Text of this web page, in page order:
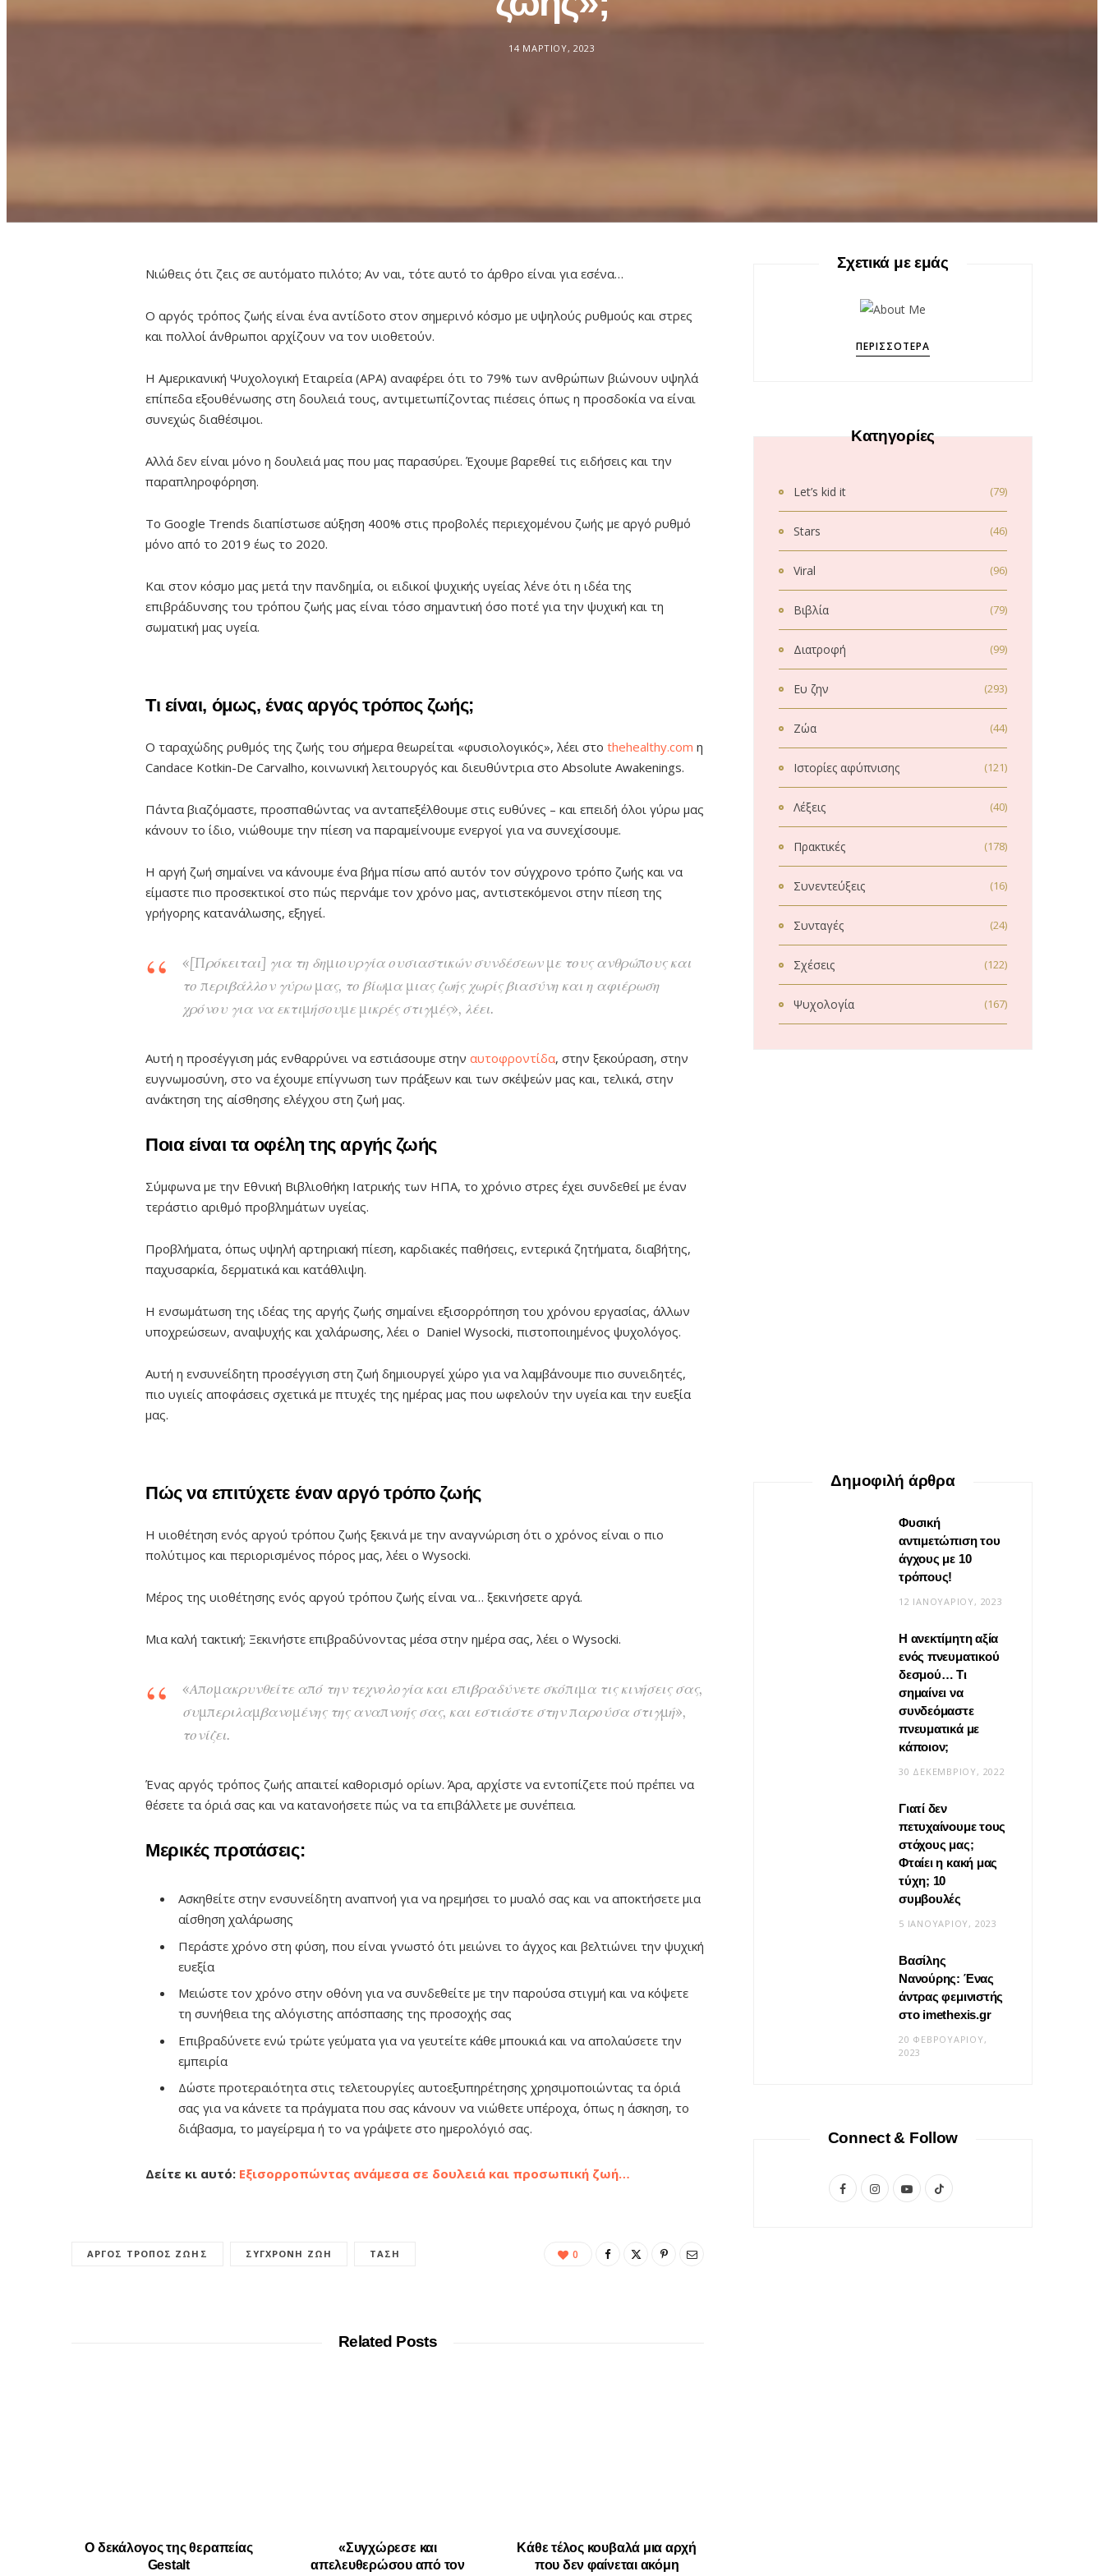
14 ΜΑΡΤΊΟΥ, 2023
Νιώθεις ότι ζεις σε αυτόματο πιλότο; Αν ναι, τότε αυτό το άρθρο είναι για εσένα…
Ο αργός τρόπος ζωής είναι ένα αντίδοτο στον σημερινό κόσμο με υψηλούς ρυθμούς και στρες
και πολλοί άνθρωποι αρχίζουν να τον υιοθετούν.
Η Αμερικανική Ψυχολογική Εταιρεία (APA) αναφέρει ότι το 79% των ανθρώπων βιώνουν υψηλά
επίπεδα εξουθένωσης στη δουλειά τους, αντιμετωπίζοντας πιέσεις όπως η προσδοκία να είναι
συνεχώς διαθέσιμοι.
Αλλά δεν είναι μόνο η δουλειά μας που μας παρασύρει. Έχουμε βαρεθεί τις ειδήσεις και την
παραπληροφόρηση.
Το Google Trends διαπίστωσε αύξηση 400% στις προβολές περιεχομένου ζωής με αργό ρυθμό
μόνο από το 2019 έως το 2020.
Και στον κόσμο μας μετά την πανδημία, οι ειδικοί ψυχικής υγείας λένε ότι η ιδέα της
επιβράδυνσης του τρόπου ζωής μας είναι τόσο σημαντική όσο ποτέ για την ψυχική και τη
σωματική μας υγεία.
Τι είναι, όμως, ένας αργός τρόπος ζωής;
Ο ταραχώδης ρυθμός της ζωής του σήμερα θεωρείται «φυσιολογικός», λέει στο thehealthy.com η
Candace Kotkin-De Carvalho, κοινωνική λειτουργός και διευθύντρια στο Absolute Awakenings.
Πάντα βιαζόμαστε, προσπαθώντας να ανταπεξέλθουμε στις ευθύνες – και επειδή όλοι γύρω μας
κάνουν το ίδιο, νιώθουμε την πίεση να παραμείνουμε ενεργοί για να συνεχίσουμε.
Η αργή ζωή σημαίνει να κάνουμε ένα βήμα πίσω από αυτόν τον σύγχρονο τρόπο ζωής και να
είμαστε πιο προσεκτικοί στο πώς περνάμε τον χρόνο μας, αντιστεκόμενοι στην πίεση της
γρήγορης κατανάλωσης, εξηγεί.
«[Πρόκειται] για τη δημιουργία ουσιαστικών συνδέσεων με τους ανθρώπους και
το περιβάλλον γύρω μας, το βίωμα μιας ζωής χωρίς βιασύνη και η αφιέρωση
χρόνου για να εκτιμήσουμε μικρές στιγμές», λέει.
Αυτή η προσέγγιση μάς ενθαρρύνει να εστιάσουμε στην αυτοφροντίδα, στην ξεκούραση, στην
ευγνωμοσύνη, στο να έχουμε επίγνωση των πράξεων και των σκέψεών μας και, τελικά, στην
ανάκτηση της αίσθησης ελέγχου στη ζωή μας.
Ποια είναι τα οφέλη της αργής ζωής
Σύμφωνα με την Εθνική Βιβλιοθήκη Ιατρικής των ΗΠΑ, το χρόνιο στρες έχει συνδεθεί με έναν
τεράστιο αριθμό προβλημάτων υγείας.
Προβλήματα, όπως υψηλή αρτηριακή πίεση, καρδιακές παθήσεις, εντερικά ζητήματα, διαβήτης,
παχυσαρκία, δερματικά και κατάθλιψη.
Η ενσωμάτωση της ιδέας της αργής ζωής σημαίνει εξισορρόπηση του χρόνου εργασίας, άλλων
υποχρεώσεων, αναψυχής και χαλάρωσης, λέει ο Daniel Wysocki, πιστοποιημένος ψυχολόγος.
Αυτή η ενσυνείδητη προσέγγιση στη ζωή δημιουργεί χώρο για να λαμβάνουμε πιο συνειδητές,
πιο υγιείς αποφάσεις σχετικά με πτυχές της ημέρας μας που ωφελούν την υγεία και την ευεξία
μας.
Πώς να επιτύχετε έναν αργό τρόπο ζωής
Η υιοθέτηση ενός αργού τρόπου ζωής ξεκινά με την αναγνώριση ότι ο χρόνος είναι ο πιο
πολύτιμος και περιορισμένος πόρος μας, λέει ο Wysocki.
Μέρος της υιοθέτησης ενός αργού τρόπου ζωής είναι να… ξεκινήσετε αργά.
Μια καλή τακτική; Ξεκινήστε επιβραδύνοντας μέσα στην ημέρα σας, λέει ο Wysocki.
«Απομακρυνθείτε από την τεχνολογία και επιβραδύνετε σκόπιμα τις κινήσεις σας,
συμπεριλαμβανομένης της αναπνοής σας, και εστιάστε στην παρούσα στιγμή»,
τονίζει.
Ένας αργός τρόπος ζωής απαιτεί καθορισμό ορίων. Άρα, αρχίστε να εντοπίζετε πού πρέπει να
θέσετε τα όριά σας και να κατανοήσετε πώς να τα επιβάλλετε με συνέπεια.
Μερικές προτάσεις:
Ασκηθείτε στην ενσυνείδητη αναπνοή για να ηρεμήσει το μυαλό σας και να αποκτήσετε μια
αίσθηση χαλάρωσης
Περάστε χρόνο στη φύση, που είναι γνωστό ότι μειώνει το άγχος και βελτιώνει την ψυχική
ευεξία
Μειώστε τον χρόνο στην οθόνη για να συνδεθείτε με την παρούσα στιγμή και να κόψετε
τη συνήθεια της αλόγιστης απόσπασης της προσοχής σας
Επιβραδύνετε ενώ τρώτε γεύματα για να γευτείτε κάθε μπουκιά και να απολαύσετε την
εμπειρία
Δώστε προτεραιότητα στις τελετουργίες αυτοεξυπηρέτησης χρησιμοποιώντας τα όριά
σας για να κάνετε τα πράγματα που σας κάνουν να νιώθετε υπέροχα, όπως η άσκηση, το
διάβασμα, το μαγείρεμα ή το να γράψετε στο ημερολόγιό σας.
Δείτε κι αυτό: Εξισορροπώντας ανάμεσα σε δουλειά και προσωπική ζωή…
ΑΡΓΌΣ ΤΡΌΠΟΣ ΖΩΉΣ ΣΎΓΧΡΟΝΗ ΖΩΉ ΤΆΣΗ 0
Related Posts
Ο δεκάλογος της θεραπείας
Gestalt
«Συγχώρεσε και
απελευθερώσου από τον
Κάθε τέλος κουβαλά μια αρχή
που δεν φαίνεται ακόμη
Σχετικά με εμάς
ΠΕΡΙΣΣΌΤΕΡΑ
Κατηγορίες
Let’s kid it (79)
Stars (46)
Viral (96)
Βιβλία (79)
Διατροφή (99)
Ευ ζην (293)
Ζώα (44)
Ιστορίες αφύπνισης (121)
Λέξεις (40)
Πρακτικές (178)
Συνεντεύξεις (16)
Συνταγές (24)
Σχέσεις (122)
Ψυχολογία (167)
Βίντεο: Μεταμόρφωσε το
φουλάρι σου σε κιμονό
20 ΜΑΪ́ΟΥ, 2026
ΣΧΈΣΕΙΣ
Η φροντίδα δεν είναι «δώσ’ το
Δημοφιλή άρθρα
Φυσική
αντιμετώπιση του
άγχους με 10
τρόπους!
12 ΙΑΝΟΥΑΡΊΟΥ, 2023
Η ανεκτίμητη αξία
ενός πνευματικού
δεσμού… Τι
σημαίνει να
συνδεόμαστε
πνευματικά με
κάποιον;
30 ΔΕΚΕΜΒΡΊΟΥ, 2022
Γιατί δεν
πετυχαίνουμε τους
στόχους μας;
Φταίει η κακή μας
τύχη; 10
συμβουλές
5 ΙΑΝΟΥΑΡΊΟΥ, 2023
Βασίλης
Νανούρης: Ένας
άντρας φεμινιστής
στο imethexis.gr
20 ΦΕΒΡΟΥΑΡΊΟΥ,
2023
Connect & Follow
F
I
Y
T